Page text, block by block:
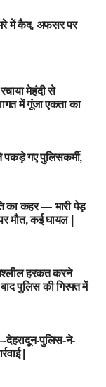
में कैद, अफसर पर
मेहंदी से
में गूंजा एकता का
पकड़े गए पुलिसकर्मी,
का कहर — भारी पेड़
मौत, कई घायल |
हरकत करने
पुलिस की गिरफ्त में
देहरादून-पुलिस-ने-
|